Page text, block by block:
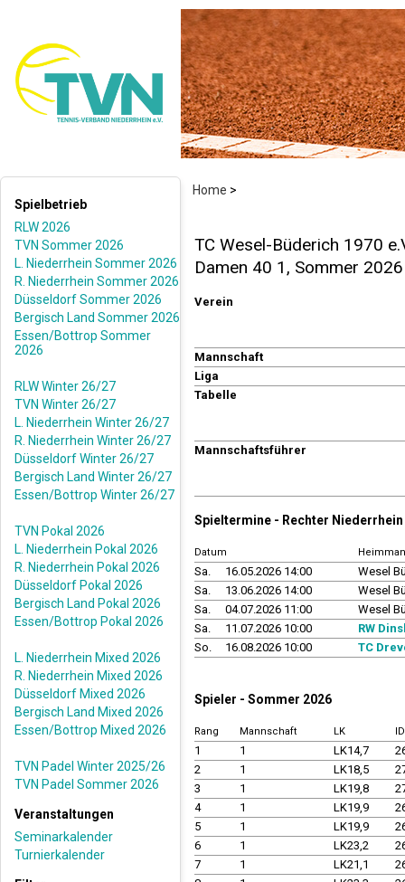
Home >
Spielbetrieb
RLW 2026
TVN Sommer 2026
L. Niederrhein Sommer 2026
R. Niederrhein Sommer 2026
Düsseldorf Sommer 2026
Bergisch Land Sommer 2026
Essen/Bottrop Sommer
2026
RLW Winter 26/27
TVN Winter 26/27
L. Niederrhein Winter 26/27
R. Niederrhein Winter 26/27
Düsseldorf Winter 26/27
Bergisch Land Winter 26/27
Essen/Bottrop Winter 26/27
TVN Pokal 2026
L. Niederrhein Pokal 2026
R. Niederrhein Pokal 2026
Düsseldorf Pokal 2026
Bergisch Land Pokal 2026
Essen/Bottrop Pokal 2026
L. Niederrhein Mixed 2026
R. Niederrhein Mixed 2026
Düsseldorf Mixed 2026
Bergisch Land Mixed 2026
Essen/Bottrop Mixed 2026
TVN Padel Winter 2025/26
TVN Padel Sommer 2026
Veranstaltungen
Seminarkalender
Turnierkalender
TC Wesel-Büderich 1970
Damen 40 1, Sommer 2026
Verein
Mannschaft
Liga
Tabelle
Mannschaftsführer
Spieltermine - Rechter
Datum
Sa. 16.05.2026 14:00
Wesel
Sa.
13.06.2026 14:00
Wesel
Sa.
04.07.2026 11:00
Wesel
Sa.
11.07.2026 10:00
RW
So.
16.08.2026 10:00 TC
Spieler - Sommer 2026
Rang Mannschaft LK
1 1 LK14,7
2
1 LK18,5
3
1 LK19,8
4
1 LK19,9
5
1 LK19,9
6
1 LK23,2
7
1 LK21,1